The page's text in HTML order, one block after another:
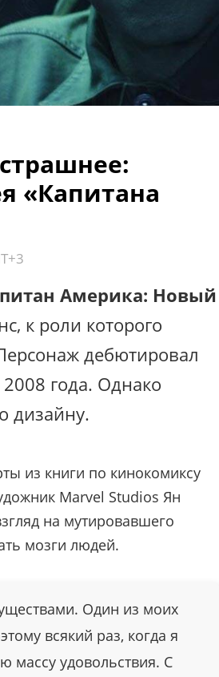
«Капитана
Америка: Новый
к роли которого
дебютировал
2008 года. Однако
дизайну.
из книги по кинокомиксу
Marvel Studios Ян
на мутировавшего
мозги людей.
Один из моих
всякий раз, когда я
массу удовольствия. С